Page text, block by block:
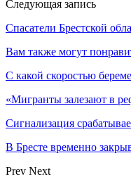
Следующая запись
Спасатели Брестской
Вам также могут
С какой скоростью
«Мигранты залезают в
Сигнализация
В Бресте временно
Prev Next